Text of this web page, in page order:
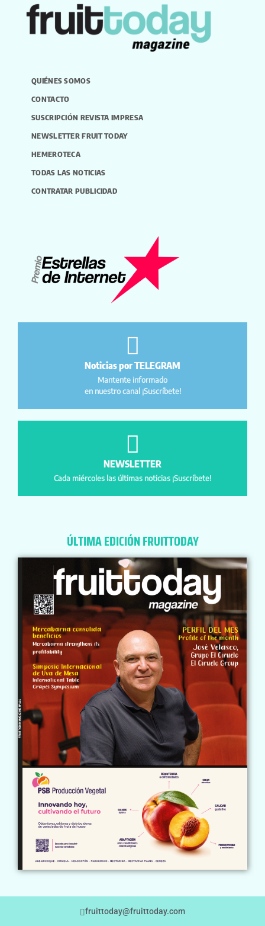
QUIÉNES SOMOS
CONTACTO
SUSCRIPCIÓN REVISTA IMPRESA
NEWSLETTER FRUIT TODAY
HEMEROTECA
TODAS LAS NOTICIAS
CONTRATAR PUBLICIDAD
Noticias por TELEGRAM
Mantente informado
en nuestro canal ¡Suscríbete!
NEWSLETTER
Cada miércoles las últimas noticias ¡Suscríbete!
ÚLTIMA EDICIÓN FRUITTODAY
fruittoday@fruittoday.com